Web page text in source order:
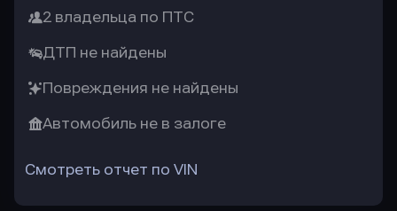
2 владельца по ПТС
ДТП не найдены
Повреждения не найдены
Автомобиль не в залоге
Смотреть отчет по VIN